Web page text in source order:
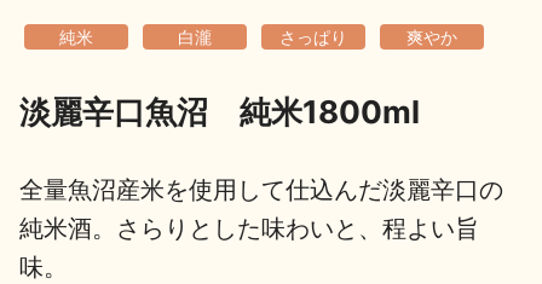
歳時記 地酒蔵元会検定
純米 白瀧 さっぱり 爽やか
淡麗辛口魚沼 純米1800ml
全量魚沼産米を使用して仕込んだ淡麗辛口の
純米酒。さらりとした味わいと、程よい旨
味。